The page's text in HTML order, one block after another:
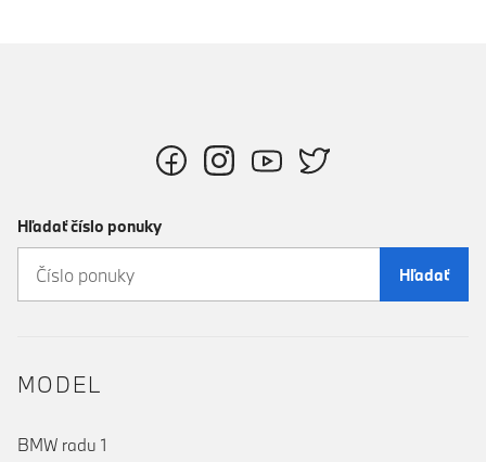
Hľadať číslo ponuky
Hľadať
MODEL
BMW radu 1